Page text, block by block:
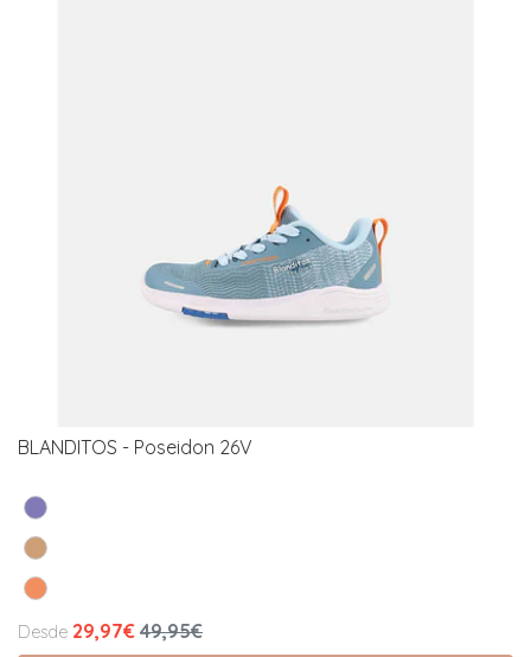
BLANDITOS - Poseidon 26V
Desde 29,97€ 49,95€